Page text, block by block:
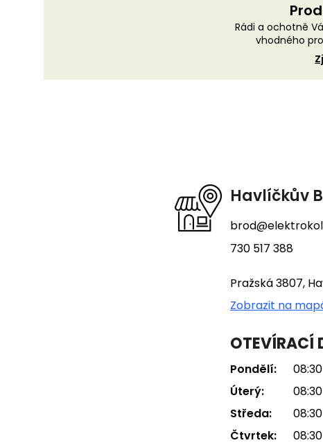
Rádi a ochotně
vhodného
Havlíčkův
730 517 388
Pražská 3807,
Zobrazit na
OTEVÍRACÍ
Pondělí:
Úterý:
Středa:
Čtvrtek: